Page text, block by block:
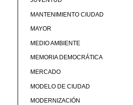
MANTENIMIENTO CIUDAD
MAYOR
MEDIO AMBIENTE
MEMORIA DEMOCRÁTICA
MERCADO
MODELO DE CIUDAD
MODERNIZACIÓN